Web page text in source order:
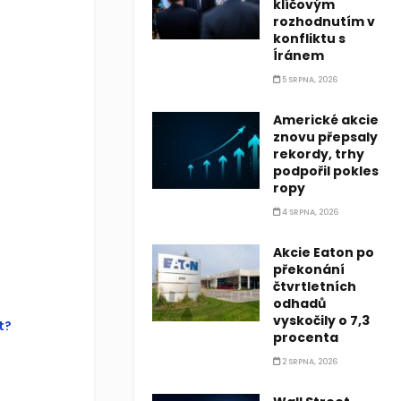
page
of this
klíčovým
rozhodnutím v
konfliktu s
Íránem
5 SRPNA, 2026
Americké akcie
znovu přepsaly
rekordy, trhy
podpořil pokles
ropy
4 SRPNA, 2026
Akcie Eaton po
překonání
čtvrtletních
odhadů
vyskočily o 7,3
procenta
2 SRPNA, 2026